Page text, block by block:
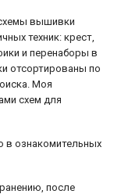
вышивки
техник: крест,
и перенаборы в
отсортированы по
Моя
схем для
в ознакомительных
после